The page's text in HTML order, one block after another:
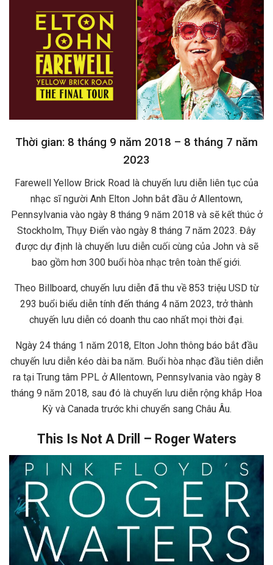
Thời gian: 8 tháng 9 năm 2018 – 8 tháng 7 năm
2023
Farewell Yellow Brick Road là chuyến lưu diễn liên tục của
nhạc sĩ người Anh Elton John bắt đầu ở Allentown,
Pennsylvania vào ngày 8 tháng 9 năm 2018 và sẽ kết thúc ở
Stockholm, Thụy Điển vào ngày 8 tháng 7 năm 2023. Đây
được dự định là chuyến lưu diễn cuối cùng của John và sẽ
bao gồm hơn 300 buổi hòa nhạc trên toàn thế giới.
Theo Billboard, chuyến lưu diễn đã thu về 853 triệu USD từ
293 buổi biểu diễn tính đến tháng 4 năm 2023, trở thành
chuyến lưu diễn có doanh thu cao nhất mọi thời đại.
Ngày 24 tháng 1 năm 2018, Elton John thông báo bắt đầu
chuyến lưu diễn kéo dài ba năm. Buổi hòa nhạc đầu tiên diễn
ra tại Trung tâm PPL ở Allentown, Pennsylvania vào ngày 8
tháng 9 năm 2018, sau đó là chuyến lưu diễn rộng khắp Hoa
Kỳ và Canada trước khi chuyển sang Châu Âu.
This Is Not A Drill – Roger Waters